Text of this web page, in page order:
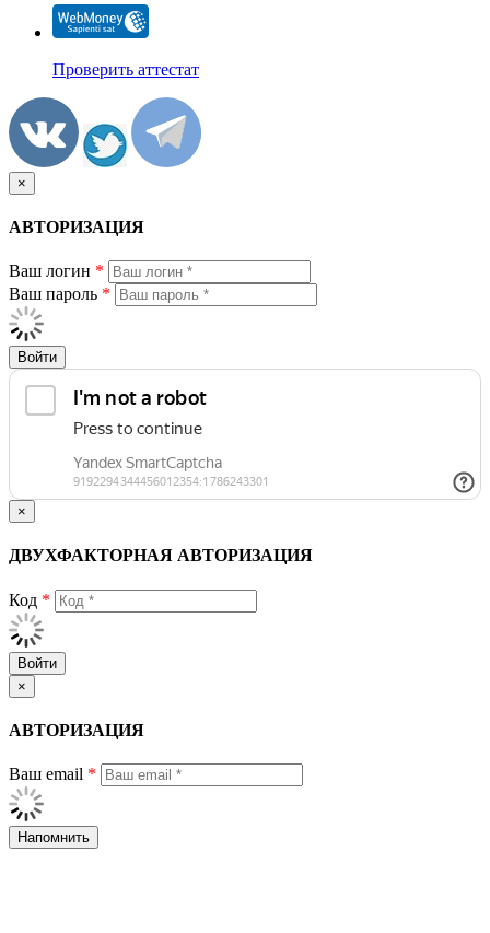
Проверить аттестат
×
АВТОРИЗАЦИЯ
Ваш логин *
Ваш пароль *
Войти
×
ДВУХФАКТОРНАЯ АВТОРИЗАЦИЯ
Код *
Войти
×
АВТОРИЗАЦИЯ
Ваш email *
Напомнить